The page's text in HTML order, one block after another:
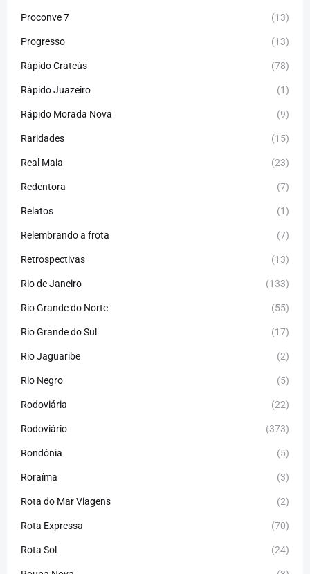
Proconve 7 (13)
Progresso (13)
Rápido Crateús (78)
Rápido Juazeiro (1)
Rápido Morada Nova (9)
Raridades (15)
Real Maia (23)
Redentora (7)
Relatos (1)
Relembrando a frota (7)
Retrospectivas (13)
Rio de Janeiro (133)
Rio Grande do Norte (55)
Rio Grande do Sul (17)
Rio Jaguaribe (2)
Rio Negro (5)
Rodoviária (22)
Rodoviário (373)
Rondônia (5)
Roraíma (3)
Rota do Mar Viagens (2)
Rota Expressa (70)
Rota Sol (24)